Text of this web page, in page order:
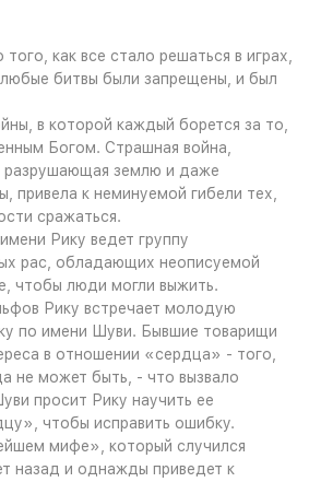
как все стало решаться в играх,
битвы были запрещены, и был
в которой каждый борется за то,
Богом. Страшная война,
разрушающая землю и даже
привела к неминуемой гибели тех,
сражаться.
Рику ведет группу
рас, обладающих неописуемой
чтобы люди могли выжить.
Рику встречает молодую
по имени Шуви. Бывшие товарищи
в отношении «сердца» - того,
не может быть, - что вызвало
просит Рику научить ее
чтобы исправить ошибку.
мифе», который случился
назад и однажды приведет к